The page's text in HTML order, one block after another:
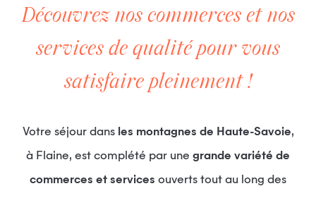
Découvrez nos commerces et nos
services de qualité pour vous
satisfaire pleinement !
Votre séjour dans les montagnes de Haute-Savoie,
à Flaine, est complété par une grande variété de
commerces et services ouverts tout au long des